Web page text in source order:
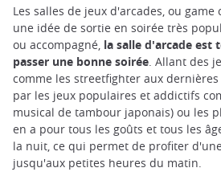
Les salles de jeux d'arcades, ou game
une idée de sortie en soirée très
ou accompagné, la salle d'arcade est
passer une bonne soirée. Allant des
comme les streetfighter aux
par les jeux populaires et addictifs
musical de tambour japonais) ou les
en a pour tous les goûts et tous les
la nuit, ce qui permet de profiter
jusqu'aux petites heures du matin.